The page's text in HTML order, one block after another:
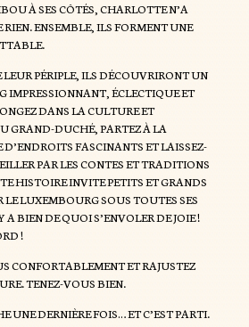
À SES CÔTÉS, CHARLOTTE N’A
RIEN. ENSEMBLE, ILS FORMENT UNE
LEUR PÉRIPLE, ILS DÉCOUVRIRONT UN
IMPRESSIONNANT, ÉCLECTIQUE ET
DANS LA CULTURE ET
GRAND-DUCHÉ, PARTEZ À LA
FASCINANTS ET LAISSEZ-
PAR LES CONTES ET TRADITIONS
HISTOIRE INVITE PETITS ET GRANDS
LE LUXEMBOURG SOUS TOUTES SES
A BIEN DE QUOI S’ENVOLER DE JOIE !
!
CONFORTABLEMENT ET RAJUSTEZ
TENEZ-VOUS BIEN.
UNE DERNIÈRE FOIS… ET C’EST PARTI.